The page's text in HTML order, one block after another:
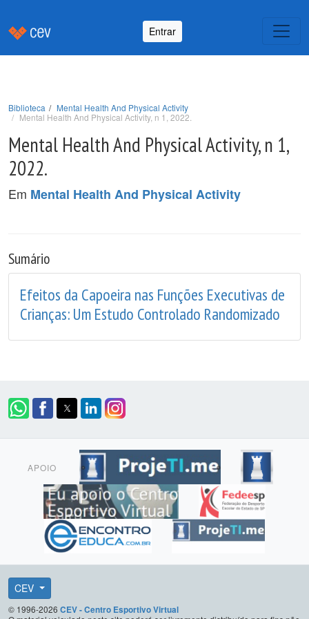
Entrar
Biblioteca
Mental Health And Physical Activity
Mental Health And Physical Activity, n 1, 2022.
Mental Health And Physical Activity, n 1,
2022.
Em Mental Health And Physical Activity
Sumário
Efeitos da Capoeira nas Funções Executivas de
Crianças: Um Estudo Controlado Randomizado
APOIO
CEV
© 1996-2026 CEV - Centro Esportivo Virtual